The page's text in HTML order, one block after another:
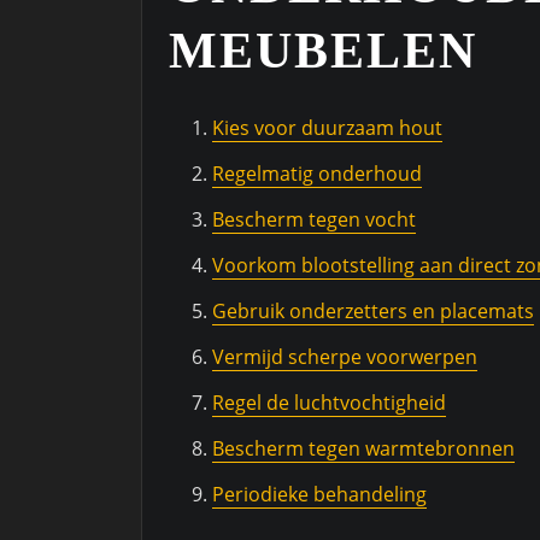
MEUBELEN
Kies voor duurzaam hout
Regelmatig onderhoud
Bescherm tegen vocht
Voorkom blootstelling aan direct
Gebruik onderzetters en placemats
Vermijd scherpe voorwerpen
Regel de luchtvochtigheid
Bescherm tegen warmtebronnen
Periodieke behandeling